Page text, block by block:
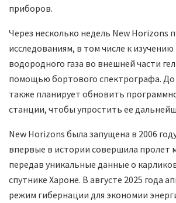
приборов.
Через несколько недель New Horizons
исследованиям, в том числе к
водородного газа во внешней части
помощью бортового спектрографа. До
также планирует обновить
станции, чтобы упростить ее
New Horizons была запущена в 2006
впервые в истории совершила пролет
передав уникальные данные о
спутнике Хароне. В августе 2025 года
режим гибернации для экономии